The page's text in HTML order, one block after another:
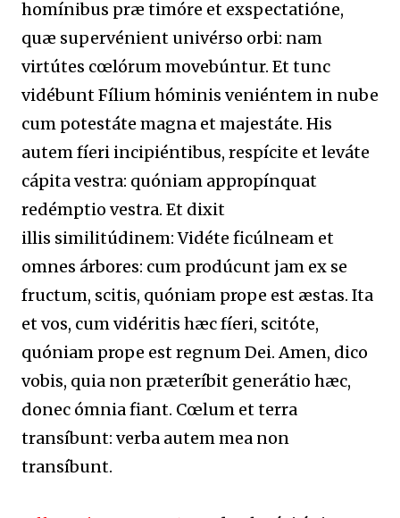
homínibus præ timóre et exspectatióne,
quæ supervénient univérso orbi: nam
virtútes cœlórum movebúntur. Et tunc
vidébunt Fílium hóminis veniéntem in nube
cum potestáte magna et majestáte. His
autem fíeri incipiéntibus, respícite et leváte
cápita vestra: quóniam appropínquat
redémptio vestra. Et dixit
illis similitúdinem: Vidéte ficúlneam et
omnes árbores: cum prodúcunt jam ex se
fructum, scitis, quóniam prope est æstas. Ita
et vos, cum vidéritis hæc fíeri, scitóte,
quóniam prope est regnum Dei. Amen, dico
vobis, quia non præteríbit generátio hæc,
donec ómnia fiant. Cœlum et terra
transíbunt: verba autem mea non
transíbunt.